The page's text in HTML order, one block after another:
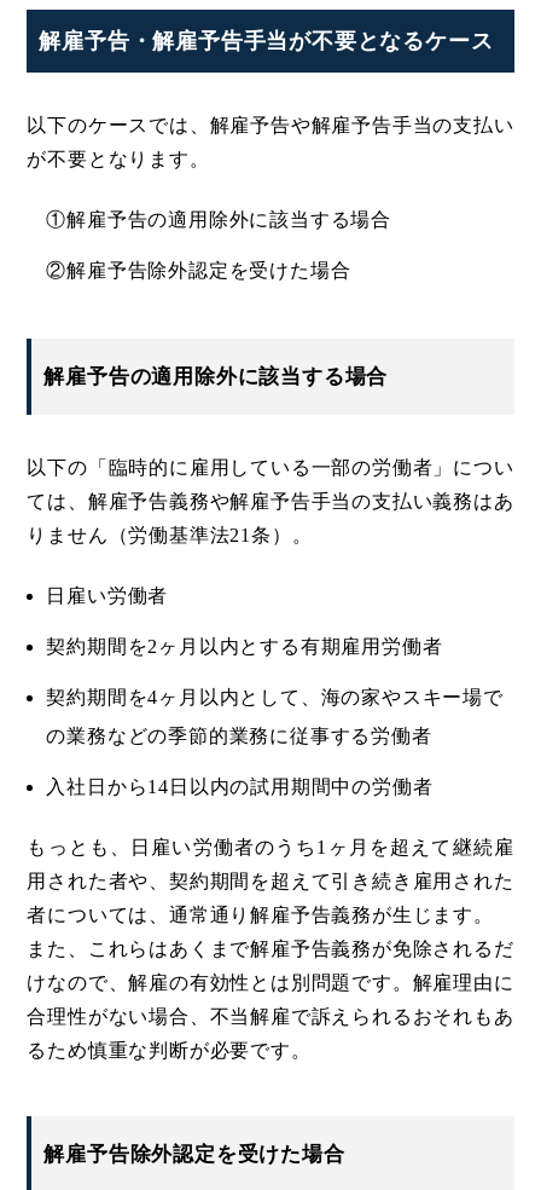
解雇予告・解雇予告手当が不要となるケース
以下のケースでは、解雇予告や解雇予告手当の支払い
が不要となります。
①解雇予告の適用除外に該当する場合
②解雇予告除外認定を受けた場合
解雇予告の適用除外に該当する場合
以下の「臨時的に雇用している一部の労働者」につい
ては、解雇予告義務や解雇予告手当の支払い義務はあ
りません（労働基準法21条）。
日雇い労働者
契約期間を2ヶ月以内とする有期雇用労働者
契約期間を4ヶ月以内として、海の家やスキー場で
の業務などの季節的業務に従事する労働者
入社日から14日以内の試用期間中の労働者
もっとも、日雇い労働者のうち1ヶ月を超えて継続雇
用された者や、契約期間を超えて引き続き雇用された
者については、通常通り解雇予告義務が生じます。
また、これらはあくまで解雇予告義務が免除されるだ
けなので、解雇の有効性とは別問題です。解雇理由に
合理性がない場合、不当解雇で訴えられるおそれもあ
るため慎重な判断が必要です。
解雇予告除外認定を受けた場合